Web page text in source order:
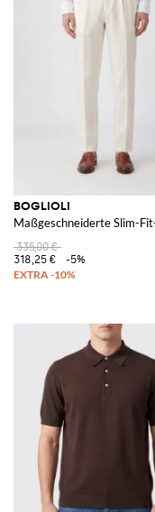
BOGLIOLI
Maßgeschneiderte Slim-
335,00 €
318,25 €
-5%